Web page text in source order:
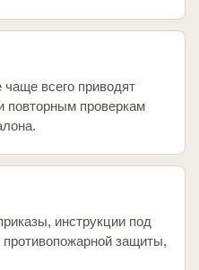
всего приводят
повторным проверкам
инструкции под
защиты,